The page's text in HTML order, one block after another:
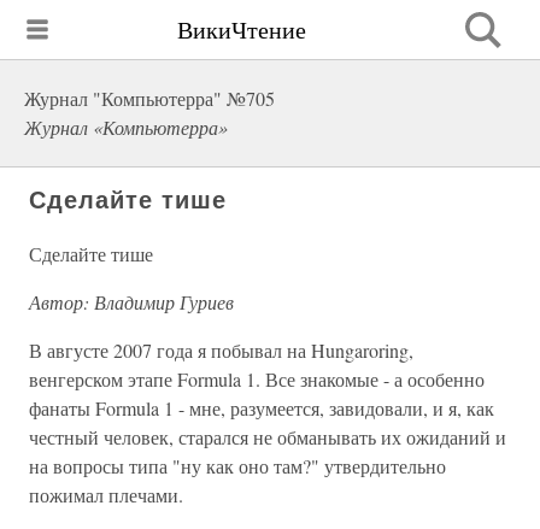
ВикиЧтение
Журнал "Компьютерра" №705
Журнал «Компьютерра»
Сделайте тише
Сделайте тише
Автор: Владимир Гуриев
В августе 2007 года я побывал на Hungaroring,
венгерском этапе Formula 1. Все знакомые - а особенно
фанаты Formula 1 - мне, разумеется, завидовали, и я, как
честный человек, старался не обманывать их ожиданий и
на вопросы типа "ну как оно там?" утвердительно
пожимал плечами.